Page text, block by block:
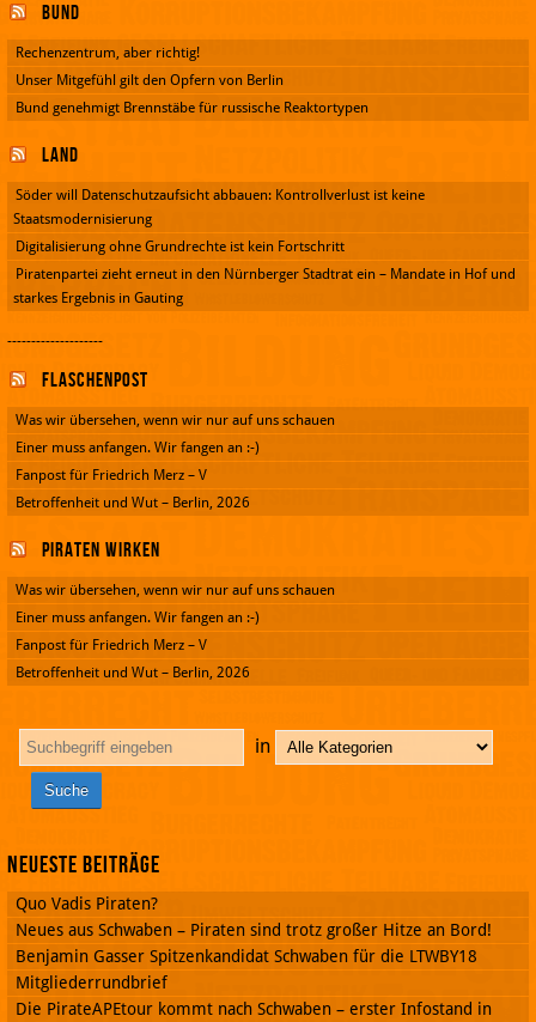
Bund
Rechenzentrum, aber richtig!
Unser Mitgefühl gilt den Opfern von Berlin
Bund genehmigt Brennstäbe für russische Reaktortypen
Land
Söder will Datenschutzaufsicht abbauen: Kontrollverlust ist keine
Staatsmodernisierung
Digitalisierung ohne Grundrechte ist kein Fortschritt
Piratenpartei zieht erneut in den Nürnberger Stadtrat ein – Mandate in Hof und
starkes Ergebnis in Gauting
--------------------
Flaschenpost
Was wir übersehen, wenn wir nur auf uns schauen
Einer muss anfangen. Wir fangen an :-)
Fanpost für Friedrich Merz – V
Betroffenheit und Wut – Berlin, 2026
Piraten wirken
Was wir übersehen, wenn wir nur auf uns schauen
Einer muss anfangen. Wir fangen an :-)
Fanpost für Friedrich Merz – V
Betroffenheit und Wut – Berlin, 2026
in
Neueste Beiträge
Quo Vadis Piraten?
Neues aus Schwaben – Piraten sind trotz großer Hitze an Bord!
Benjamin Gasser Spitzenkandidat Schwaben für die LTWBY18
Mitgliederrundbrief
Die PirateAPEtour kommt nach Schwaben – erster Infostand in